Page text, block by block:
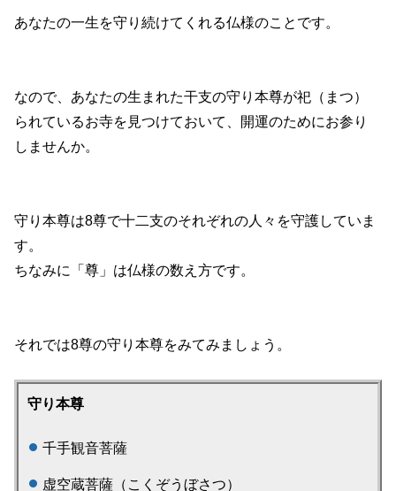
あなたの一生を守り続けてくれる仏様のことです。
なので、あなたの生まれた干支の守り本尊が祀（まつ）
られているお寺を見つけておいて、開運のためにお参り
しませんか。
守り本尊は8尊で十二支のそれぞれの人々を守護していま
す。
ちなみに「尊」は仏様の数え方です。
それでは8尊の守り本尊をみてみましょう。
守り本尊
千手観音菩薩
虚空蔵菩薩（こくぞうぼさつ）